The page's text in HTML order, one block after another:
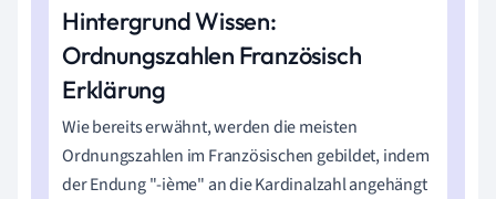
Hintergrund Wissen:
Ordnungszahlen Französisch
Erklärung
Wie bereits erwähnt, werden die meisten
Ordnungszahlen im Französischen gebildet, indem
der Endung "-ième" an die Kardinalzahl angehängt